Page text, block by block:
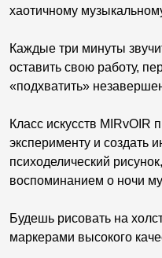
хаотичному
Каждые три минуты
оставить свою работу,
«подхватить»
Класс искусств MIRvOIR
эксперименту и создать
психоделический
воспоминанием о ночи
Будешь рисовать на
маркерами высокого